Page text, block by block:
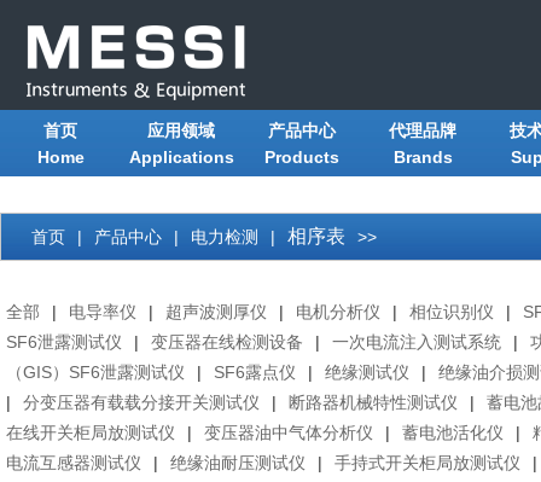
首页
Home
应用领域
Applications
产品中心
Products
代理品牌
Brands
技
首页 | 产品中心 | 电力检测 | 相序表 >>
全部 | 电导率仪 | 超声波测厚仪 | 电机分析仪 | 相位识别仪 |
SF6泄露测试仪
| 变压器在线检测设备 | 一次电流注入测试系统 |
（GIS）SF6泄露测试仪
| SF6露点仪 | 绝缘测试仪 |
绝缘油介损
|
分变压器有载载分接开关测试仪 | 断路器机械特性测试仪 |
蓄电
在线开关柜局放测试仪
| 变压器油中气体分析仪 | 蓄电池活化仪 |
电流互感器测试仪
| 绝缘油耐压测试仪 | 手持式开关柜局放测试仪
|